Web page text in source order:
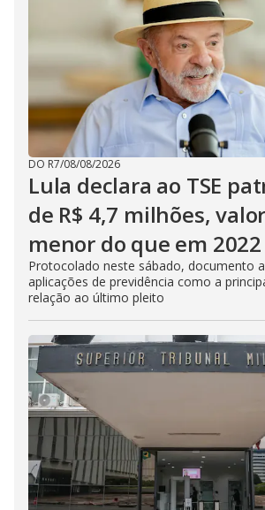
DO R7/08/08/2026
Lula declara ao TSE
de R$ 4,7 milhões,
menor do que em 2022
Protocolado neste sábado, documento
aplicações de previdência como a
relação ao último pleito